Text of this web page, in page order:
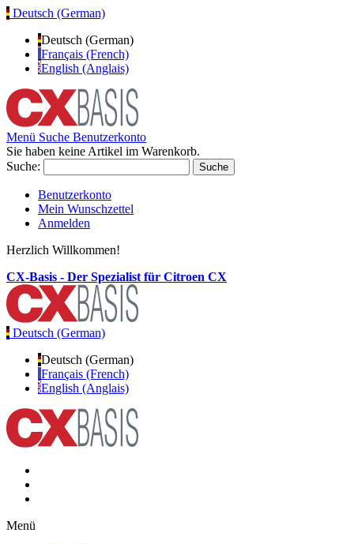
Deutsch (German)
Deutsch (German)
Français (French)
English (Anglais)
Menü Suche Benutzerkonto
Sie haben keine Artikel im Warenkorb.
Suche:
Suche
Benutzerkonto
Mein Wunschzettel
Anmelden
Herzlich Willkommen!
CX-Basis - Der Spezialist für Citroen CX
Deutsch (German)
Deutsch (German)
Français (French)
English (Anglais)
Menü